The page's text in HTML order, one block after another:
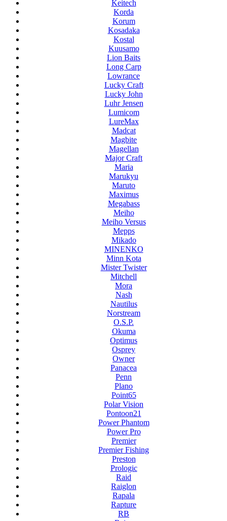
Keitech
Korda
Korum
Kosadaka
Kostal
Kuusamo
Lion Baits
Long Carp
Lowrance
Lucky Craft
Lucky John
Luhr Jensen
Lumicom
LureMax
Madcat
Magbite
Magellan
Major Craft
Maria
Marukyu
Maruto
Maximus
Megabass
Meiho
Meiho Versus
Mepps
Mikado
MINENKO
Minn Kota
Mister Twister
Mitchell
Mora
Nash
Nautilus
Norstream
O.S.P.
Okuma
Optimus
Osprey
Owner
Panacea
Penn
Plano
Point65
Polar Vision
Pontoon21
Power Phantom
Power Pro
Premier
Premier Fishing
Preston
Prologic
Raid
Raiglon
Rapala
Rapture
RB